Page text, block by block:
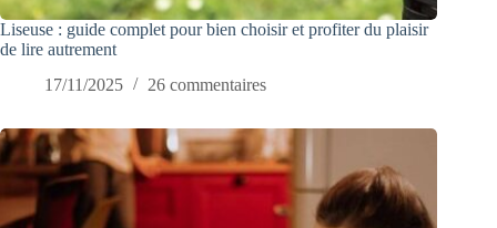
Liseuse : guide complet pour bien choisir et profiter du plaisir
de lire autrement
17/11/2025
26 commentaires